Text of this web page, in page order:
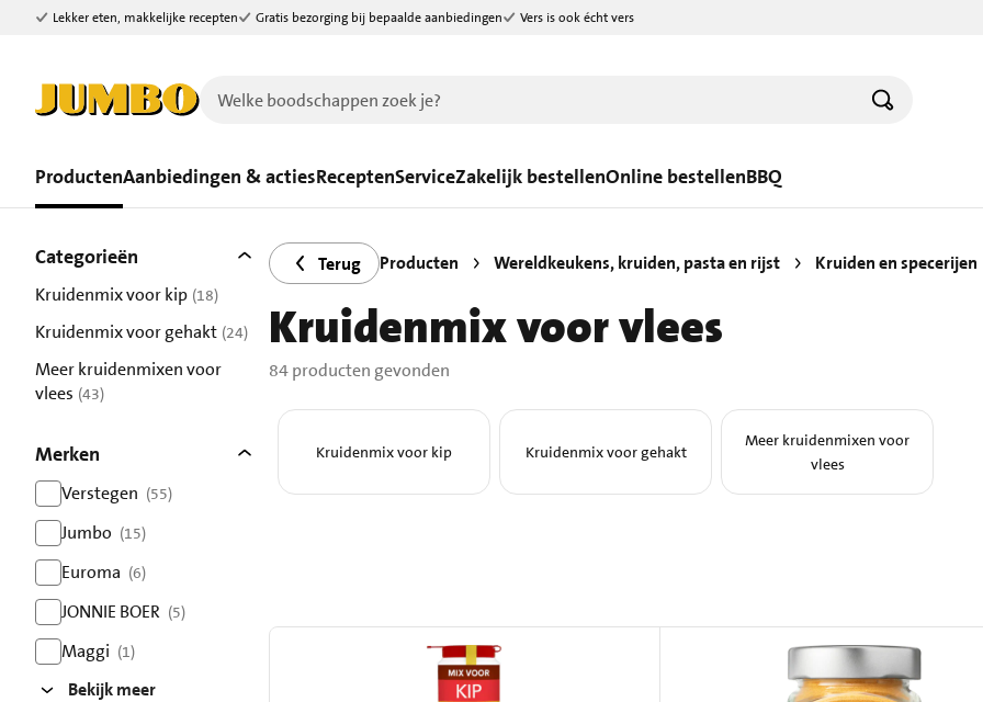
Ga naar zoeken
Ga naar hoofdinhoud
Lekker eten, makkelijke recepten Gratis bezorging bij bepaalde aanbiedingen Vers is ook écht vers
ProductenAanbiedingen & actiesReceptenServiceZakelijk bestellenOnline bestellenBBQ
84 producten gevonden.
Filters
Categorieën
Kruidenmix voor kip (18)
Kruidenmix voor gehakt (24)
Meer kruidenmixen voor
vlees (43)
Merken
Verstegen (55)
resultaten
Jumbo (15)
resultaten
Euroma (6)
resultaten
JONNIE BOER (5)
resultaten
Maggi (1)
Bekijk meer
Terug Producten Wereldkeukens, kruiden, pasta en rijst Kruiden en specerijen
Kruidenmix voor vlees
84 producten gevonden
Kruidenmix voor kip Kruidenmix voor gehakt
Meer kruidenmixen voor
vlees